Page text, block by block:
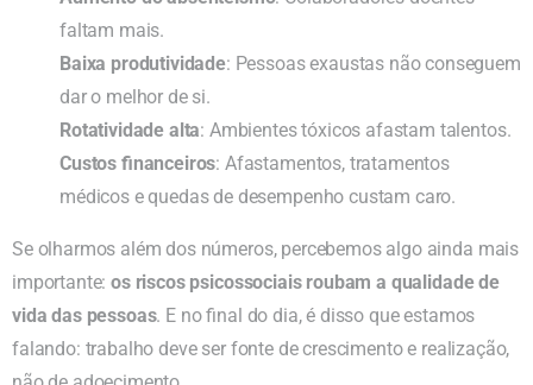
faltam mais.
Baixa produtividade: Pessoas exaustas não conseguem
dar o melhor de si.
Rotatividade alta: Ambientes tóxicos afastam talentos.
Custos financeiros: Afastamentos, tratamentos
médicos e quedas de desempenho custam caro.
Se olharmos além dos números, percebemos algo ainda mais
importante:os riscos psicossociais roubam a qualidade de
vida das pessoas. E no final do dia, é disso que estamos
falando: trabalho deve ser fonte de crescimento e realização,